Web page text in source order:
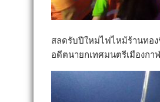
สลดรับปีใหม่ไฟไหม้ร้านทอ
อดีตนายกเทศมนตรีเมืองกา